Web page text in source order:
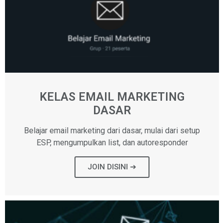
KELAS EMAIL MARKETING
DASAR
Belajar email marketing dari dasar, mulai dari setup
ESP, mengumpulkan list, dan autoresponder
JOIN DISINI ➔